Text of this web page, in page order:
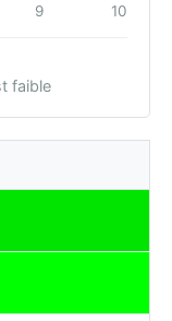
9 10
faible